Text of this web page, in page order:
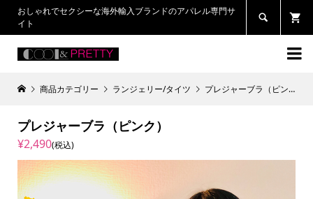
おしゃれでセクシーな海外輸入ブランドのアパレル専門サ
イト


商品カテゴリー ランジェリー/タイツ プレジャーブラ（ピンク）
プレジャーブラ（ピンク）
¥2,490(税込)